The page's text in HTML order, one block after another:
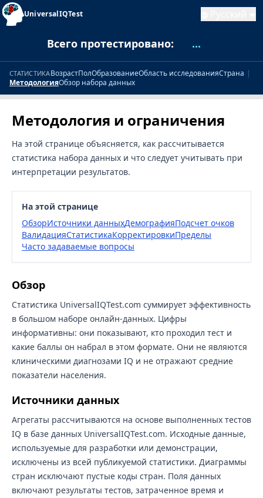
UniversalIQTest
Всего протестировано: ...
СТАТИСТИКАВозрастПолОбразованиеОбласть исследованияСтрана |
МетодологияОбзор набора данных
Методология и ограничения
На этой странице объясняется, как рассчитывается
статистика набора данных и что следует учитывать при
интерпретации результатов.
На этой странице
ОбзорИсточники данныхДемографияПодсчет очков
ВалидацияСтатистикаКорректировкиПределы
Часто задаваемые вопросы
Обзор
Статистика UniversalIQTest.com суммирует эффективность
в большом наборе онлайн-данных. Цифры
информативны: они показывают, кто проходил тест и
какие баллы он набрал в этом формате. Они не являются
клиническими диагнозами IQ и не отражают средние
показатели населения.
Источники данных
Агрегаты рассчитываются на основе выполненных тестов
IQ в базе данных UniversalIQTest.com. Исходные данные,
используемые для разработки или демонстрации,
исключены из всей публикуемой статистики. Диаграммы
стран исключают пустые коды стран. Поля данных
включают результаты тестов, затраченное время и